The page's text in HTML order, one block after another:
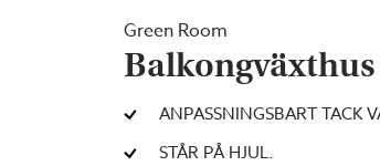
Green Room
Balkongväxthus
ANPASSNINGSBART TACK
STÅR PÅ HJUL.